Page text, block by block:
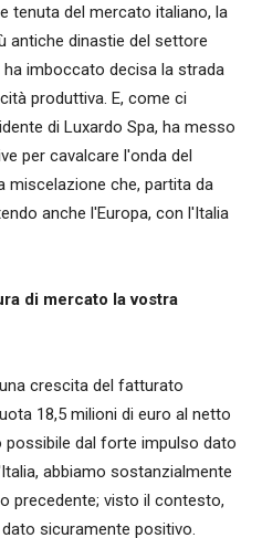
tenuta del mercato italiano, la
antiche dinastie del settore
imboccato decisa la strada
produttiva. E, come ci
di Luxardo Spa, ha messo
per cavalcare l'onda del
miscelazione che, partita da
anche l'Europa, con l'Italia
di mercato la vostra
crescita del fatturato
18,5 milioni di euro al netto
possibile dal forte impulso dato
abbiamo sostanzialmente
precedente; visto il contesto,
sicuramente positivo.